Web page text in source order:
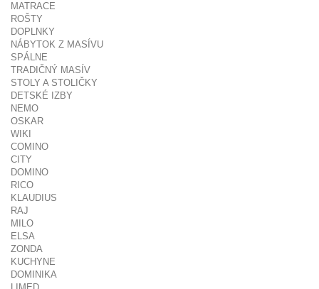
MATRACE
ROŠTY
DOPLNKY
NÁBYTOK Z MASÍVU
SPÁLNE
TRADIČNÝ MASÍV
STOLY A STOLIČKY
DETSKÉ IZBY
NEMO
OSKAR
WIKI
COMINO
CITY
DOMINO
RICO
KLAUDIUS
RAJ
MILO
ELSA
ZONDA
KUCHYNE
DOMINIKA